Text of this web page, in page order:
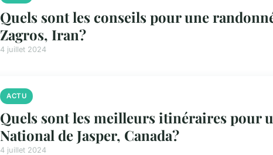
Quels sont les conseils pour une
Zagros, Iran?
4 juillet 2024
ACTU
Quels sont les meilleurs itinéraires pour
National de Jasper, Canada?
4 juillet 2024